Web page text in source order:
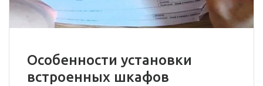
Особенности установки
встроенных шкафов